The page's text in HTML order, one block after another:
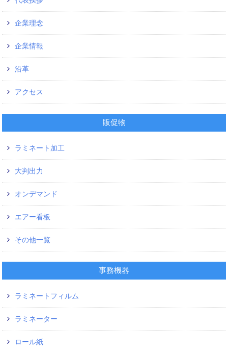
企業理念
企業情報
沿革
アクセス
販促物
ラミネート加工
大判出力
オンデマンド
エアー看板
その他一覧
事務機器
ラミネートフィルム
ラミネーター
ロール紙